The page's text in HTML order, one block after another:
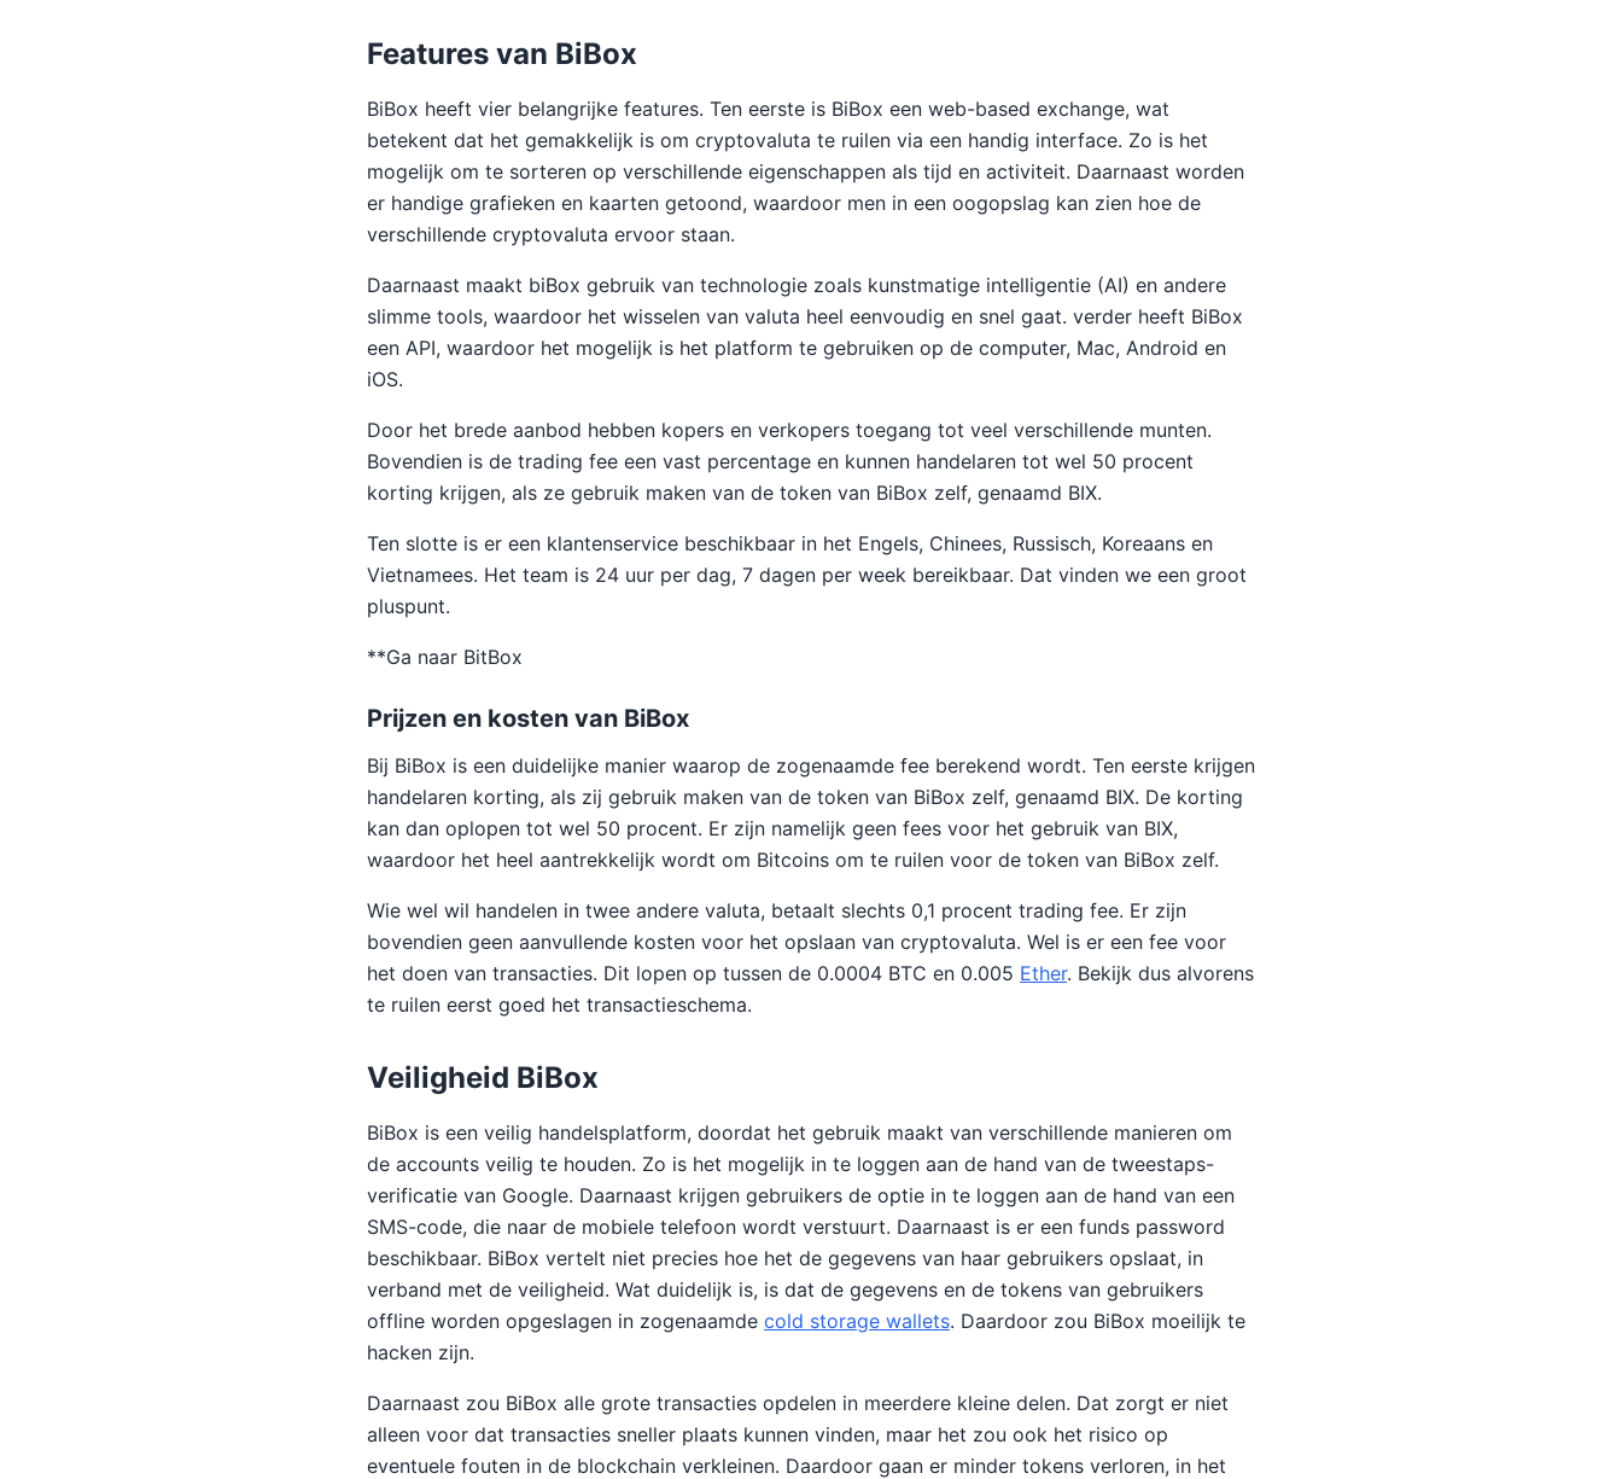
Features van BiBox
BiBox heeft vier belangrijke features. Ten eerste is BiBox een web-based exchange, wat
betekent dat het gemakkelijk is om cryptovaluta te ruilen via een handig interface. Zo is het
mogelijk om te sorteren op verschillende eigenschappen als tijd en activiteit. Daarnaast worden
er handige grafieken en kaarten getoond, waardoor men in een oogopslag kan zien hoe de
verschillende cryptovaluta ervoor staan.
Daarnaast maakt biBox gebruik van technologie zoals kunstmatige intelligentie (AI) en andere
slimme tools, waardoor het wisselen van valuta heel eenvoudig en snel gaat. verder heeft BiBox
een API, waardoor het mogelijk is het platform te gebruiken op de computer, Mac, Android en
iOS.
Door het brede aanbod hebben kopers en verkopers toegang tot veel verschillende munten.
Bovendien is de trading fee een vast percentage en kunnen handelaren tot wel 50 procent
korting krijgen, als ze gebruik maken van de token van BiBox zelf, genaamd BIX.
Ten slotte is er een klantenservice beschikbaar in het Engels, Chinees, Russisch, Koreaans en
Vietnamees. Het team is 24 uur per dag, 7 dagen per week bereikbaar. Dat vinden we een groot
pluspunt.
**Ga naar BitBox
Prijzen en kosten van BiBox
Bij BiBox is een duidelijke manier waarop de zogenaamde fee berekend wordt. Ten eerste krijgen
handelaren korting, als zij gebruik maken van de token van BiBox zelf, genaamd BIX. De korting
kan dan oplopen tot wel 50 procent. Er zijn namelijk geen fees voor het gebruik van BIX,
waardoor het heel aantrekkelijk wordt om Bitcoins om te ruilen voor de token van BiBox zelf.
Wie wel wil handelen in twee andere valuta, betaalt slechts 0,1 procent trading fee. Er zijn
bovendien geen aanvullende kosten voor het opslaan van cryptovaluta. Wel is er een fee voor
het doen van transacties. Dit lopen op tussen de 0.0004 BTC en 0.005 Ether. Bekijk dus alvorens
te ruilen eerst goed het transactieschema.
Veiligheid BiBox
BiBox is een veilig handelsplatform, doordat het gebruik maakt van verschillende manieren om
de accounts veilig te houden. Zo is het mogelijk in te loggen aan de hand van de tweestaps-
verificatie van Google. Daarnaast krijgen gebruikers de optie in te loggen aan de hand van een
SMS-code, die naar de mobiele telefoon wordt verstuurt. Daarnaast is er een funds password
beschikbaar. BiBox vertelt niet precies hoe het de gegevens van haar gebruikers opslaat, in
verband met de veiligheid. Wat duidelijk is, is dat de gegevens en de tokens van gebruikers
offline worden opgeslagen in zogenaamde cold storage wallets. Daardoor zou BiBox moeilijk te
hacken zijn.
Daarnaast zou BiBox alle grote transacties opdelen in meerdere kleine delen. Dat zorgt er niet
alleen voor dat transacties sneller plaats kunnen vinden, maar het zou ook het risico op
eventuele fouten in de blockchain verkleinen. Daardoor gaan er minder tokens verloren, in het